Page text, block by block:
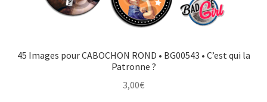
45 Images pour CABOCHON ROND • BG00543 • C’est qui la
Patronne ?
3,00€